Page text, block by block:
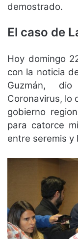
demostrado.
El caso de
Hoy domingo
con la noticia
Guzmán,
Coronavirus, lo
gobierno
para catorce
entre seremis y